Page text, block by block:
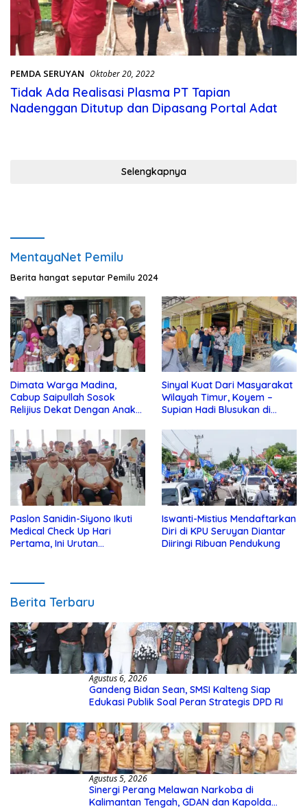
PEMDA SERUYAN Oktober 20, 2022
Tidak Ada Realisasi Plasma PT Tapian
Nadenggan Ditutup dan Dipasang Portal Adat
Selengkapnya
MentayaNet Pemilu
Berita hangat seputar Pemilu 2024
Dimata Warga Madina,
Cabup Saipullah Sosok
Relijius Dekat Dengan Anak
Sinyal Kuat Dari Masyarakat
Wilayah Timur, Koyem –
Supian Hadi Blusukan di
Paslon Sanidin-Siyono Ikuti
Medical Check Up Hari
Pertama, Ini Urutan
Iswanti-Mistius Mendaftarkan
Diri di KPU Seruyan Diantar
Diiringi Ribuan Pendukung
Berita Terbaru
Agustus 6, 2026
Gandeng Bidan Sean, SMSI Kalteng Siap
Edukasi Publik Soal Peran Strategis DPD RI
Agustus 5, 2026
Sinergi Perang Melawan Narkoba di
Kalimantan Tengah, GDAN dan Kapolda